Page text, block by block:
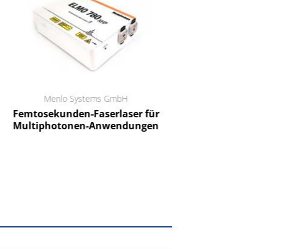
Menlo Systems GmbH
Femtosekunden-Faserlaser für
Multiphotonen-Anwendungen